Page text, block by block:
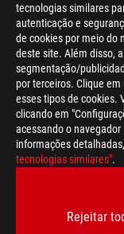
tecnologias similares
autenticação e
de cookies por meio do
deste site. Além disso,
segmentação/
por terceiros. Clique
esses tipos de cookies.
clicando em
acessando o
informações
tecnologias similares".
Rejeitar
> GAMING
OBTENHA AS ÚLTIMAS
SOBRE A ROG